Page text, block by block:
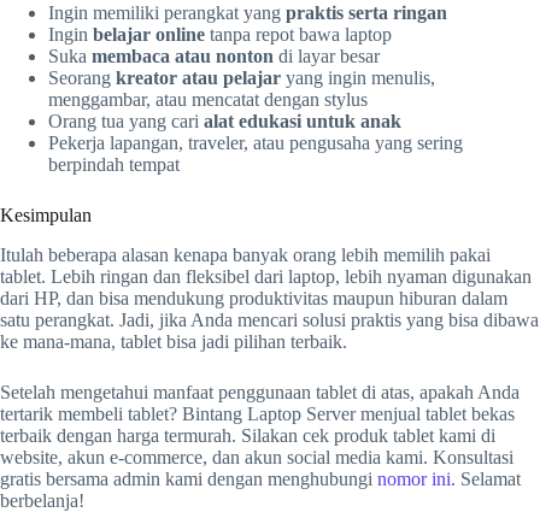
Ingin memiliki perangkat yang praktis serta ringan
Ingin belajar online tanpa repot bawa laptop
Suka membaca atau nonton di layar besar
Seorang kreator atau pelajar yang ingin menulis,
menggambar, atau mencatat dengan stylus
Orang tua yang cari alat edukasi untuk anak
Pekerja lapangan, traveler, atau pengusaha yang sering
berpindah tempat
Kesimpulan
Itulah beberapa alasan kenapa banyak orang lebih memilih pakai
tablet. Lebih ringan dan fleksibel dari laptop, lebih nyaman digunakan
dari HP, dan bisa mendukung produktivitas maupun hiburan dalam
satu perangkat. Jadi, jika Anda mencari solusi praktis yang bisa dibawa
ke mana-mana, tablet bisa jadi pilihan terbaik.
Setelah mengetahui manfaat penggunaan tablet di atas, apakah Anda
tertarik membeli tablet? Bintang Laptop Server menjual tablet bekas
terbaik dengan harga termurah. Silakan cek produk tablet kami di
website, akun e-commerce, dan akun social media kami. Konsultasi
gratis bersama admin kami dengan menghubungi nomor ini. Selamat
berbelanja!